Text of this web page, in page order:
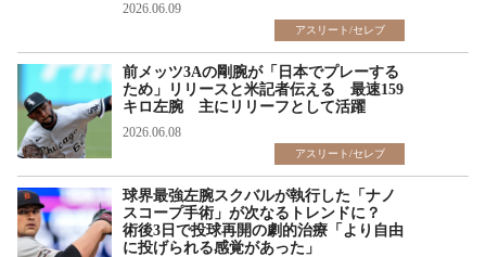
2026.06.09
アスリート/セレブ
前メッツ3Aの剛腕が「日本でプレーする
ため」リリースと米記者伝える 最速159
キロ左腕 主にリリーフとして活躍
2026.06.08
アスリート/セレブ
球界最強左腕スクバルが執行した「ナノ
スコープ手術」が次なるトレンドに？
術後3日で投球再開の劇的治療「より自由
に投げられる感覚があった」